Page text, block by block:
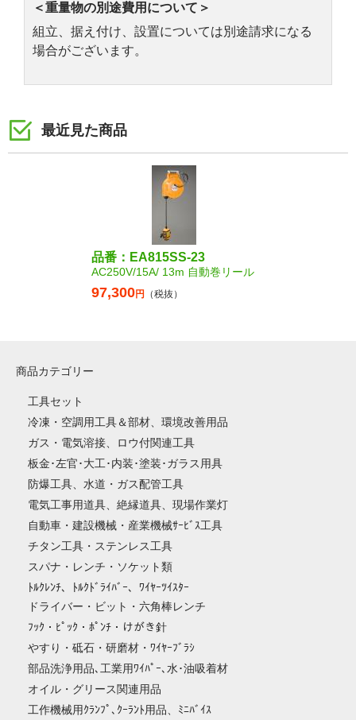
＜重量物の別途費用について＞
組立、据え付け、設置については別途請求になる
場合がございます。
最近見た商品
品番：EA815SS-23
AC250V/15A/ 13m 自動巻リール
97,300円 （税抜）
商品カテゴリー
工具セット
冷凍・空調用工具＆部材、環境改善用品
ガス・電気溶接、ロウ付関連工具
板金･左官･大工･内装･塗装･ガラス用具
防爆工具、水道・ガス配管工具
電気工事用道具、絶縁道具、現場作業灯
自動車・建設機械・産業機械ｻｰﾋﾞｽ工具
チタン工具・ステンレス工具
スパナ・レンチ・ソケット類
ﾄﾙｸﾚﾝﾁ、ﾄﾙｸﾄﾞﾗｲﾊﾞｰ、ﾜｲﾔｰﾂｲｽﾀｰ
ドライバー・ビット・六角棒レンチ
ﾌｯｸ・ﾋﾟｯｸ・ﾎﾟﾝﾁ・けがき針
やすり・砥石・研磨材・ﾜｲﾔｰﾌﾞﾗｼ
部品洗浄用品､工業用ﾜｲﾊﾟｰ､水･油吸着材
オイル・グリース関連用品
工作機械用ｸﾗﾝﾌﾟ､ｸｰﾗﾝﾄ用品、ﾐﾆﾊﾞｲｽ